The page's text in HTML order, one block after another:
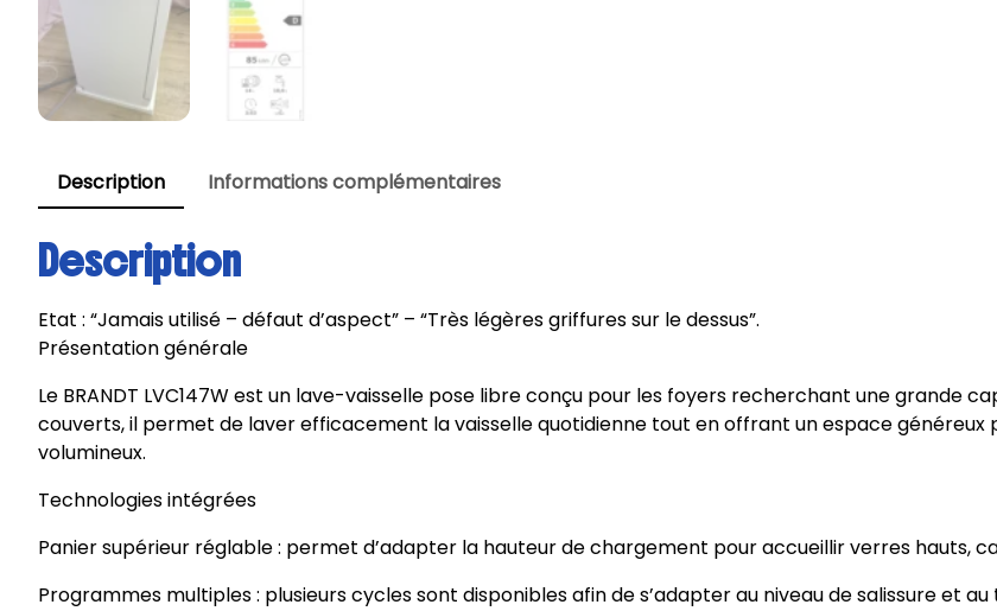
Description Informations complémentaires
Description
Etat : “Jamais utilisé – défaut d’aspect” – “Très légères griffures sur le dessus”.
Présentation générale
Le BRANDT LVC147W est un lave-vaisselle pose libre conçu pour les foyers recherchant une grande
couverts, il permet de laver efficacement la vaisselle quotidienne tout en offrant un espace généreux
volumineux.
Technologies intégrées
Panier supérieur réglable : permet d’adapter la hauteur de chargement pour accueillir verres hauts,
Programmes multiples : plusieurs cycles sont disponibles afin de s’adapter au niveau de salissure et au